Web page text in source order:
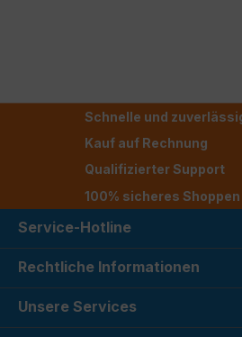
Schnelle und
Kauf auf Rechnung
Qualifizierter Support
100% sicheres Shoppen
Service-Hotline
Rechtliche Informationen
Unsere Services